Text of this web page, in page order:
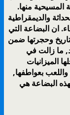
منها.
والديمقراطية
ان البضاعة التي
وحجرتها ضمن
ما زالت في
الميزانيات
بعواطفها,
البضاعة هي